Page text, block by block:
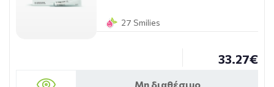
27 Smilies
33.27€
Μη διαθέσιμο